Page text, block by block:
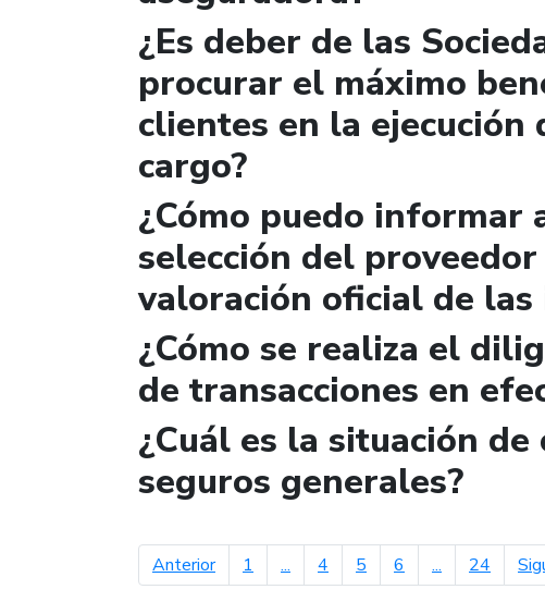
¿Es deber de las
procurar el máximo
clientes en la ejecución
cargo?
¿Cómo puedo informar
selección del
valoración oficial de las
¿Cómo se realiza el
de transacciones en
¿Cuál es la situación
seguros generales?
Anteriorpágina anterior
1 ... 4 5 6 ... 24